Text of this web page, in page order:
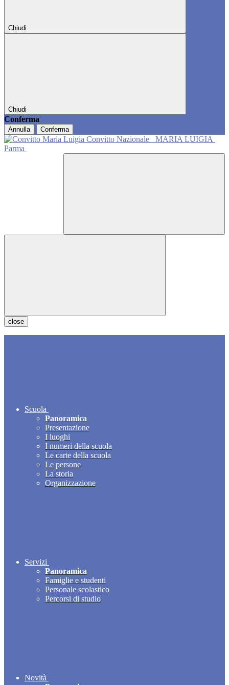
Chiudi
Chiudi
Conferma
Annulla Conferma
Convitto Nazionale
MARIA LUIGIA
Parma
close
Scuola
Panoramica
Presentazione
I luoghi
I numeri della scuola
Le carte della scuola
Le persone
La storia
Organizzazione
Servizi
Panoramica
Famiglie e studenti
Personale scolastico
Percorsi di studio
Novità